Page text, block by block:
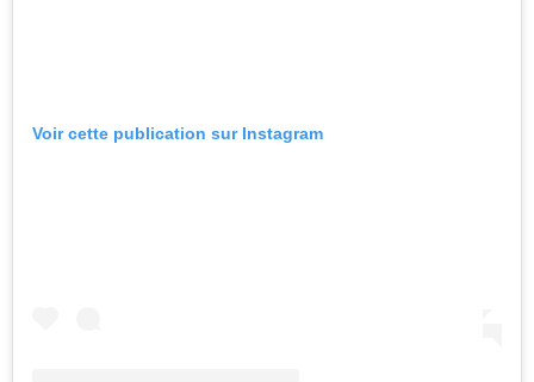
Voir cette publication sur Instagram